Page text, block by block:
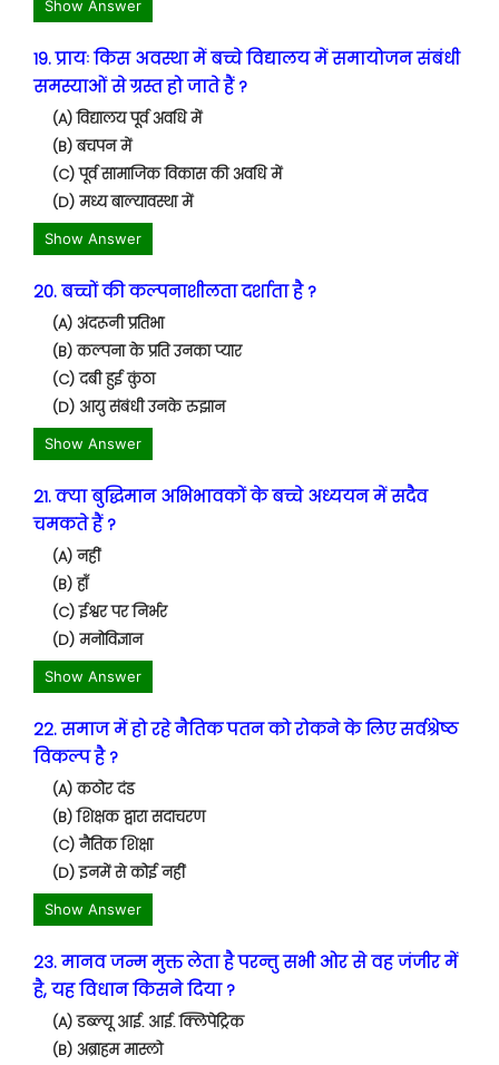
Show Answer
19. प्रायः किस अवस्था में बच्चे विद्यालय में समायोजन संबंधी
समस्याओं से ग्रस्त हो जाते हैं ?
(A) विद्यालय पूर्व अवधि में
(B) बचपन में
(C) पूर्व सामाजिक विकास की अवधि में
(D) मध्य बाल्यावस्था में
Show Answer
20. बच्चों की कल्पनाशीलता दर्शाता है ?
(A) अंदरूनी प्रतिभा
(B) कल्पना के प्रति उनका प्यार
(C) दबी हुई कुंठा
(D) आयु संबंधी उनके रुझान
Show Answer
21. क्या बुद्धिमान अभिभावकों के बच्चे अध्ययन में सदैव
चमकते हैं ?
(A) नहीं
(B) हाँ
(C) ईश्वर पर निर्भर
(D) मनोविज्ञान
Show Answer
22. समाज में हो रहे नैतिक पतन को रोकने के लिए सर्वश्रेष्ठ
विकल्प है ?
(A) कठोर दंड
(B) शिक्षक द्वारा सदाचरण
(C) नैतिक शिक्षा
(D) इनमें से कोई नहीं
Show Answer
23. मानव जन्म मुक्त लेता है परन्तु सभी ओर से वह जंजीर में
है, यह विधान किसने दिया ?
(A) डब्ल्यू आई. आई. क्लिपेट्रिक
(B) अब्राहम मास्लो